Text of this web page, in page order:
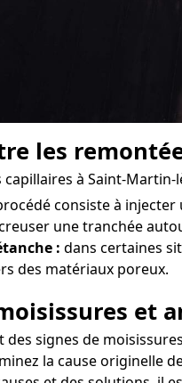
les
à Saint-
consiste à
une tranchée
: dans certaines
des matériaux poreux.
et
signes de
la cause originelle